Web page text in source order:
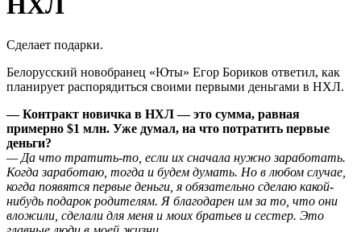
Сделает подарки.
Белорусский новобранец «Юты» Егор Бориков ответил, как
планирует распорядиться своими первыми деньгами в НХЛ.
— Контракт новичка в НХЛ — это сумма, равная
примерно $1 млн. Уже думал, на что потратить первые
деньги?
— Да что тратить-то, если их сначала нужно заработать.
Когда заработаю, тогда и будем думать. Но в любом случае,
когда появятся первые деньги, я обязательно сделаю какой-
нибудь подарок родителям. Я благодарен им за то, что они
вложили, сделали для меня и моих братьев и сестер. Это